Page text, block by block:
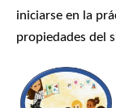
iniciarse en la
propiedades del